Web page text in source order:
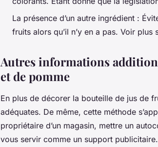
La présence d’un autre ingrédient :
fruits alors qu’il n’y en a pas. Voir plus
Autres informations
et de pomme
En plus de décorer la bouteille de jus de
adéquates. De même, cette méthode
propriétaire d’un magasin, mettre un
vous servir comme un support